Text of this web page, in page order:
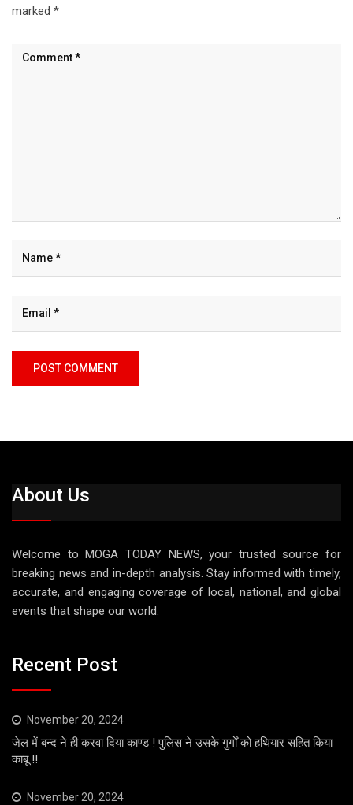
marked *
About Us
Welcome to MOGA TODAY NEWS, your trusted source for
breaking news and in-depth analysis. Stay informed with timely,
accurate, and engaging coverage of local, national, and global
events that shape our world.
Recent Post
November 20, 2024
जेल में बन्द ने ही करवा दिया काण्ड ! पुलिस ने उसके गुर्गों को हथियार सहित किया
काबू !!
November 20, 2024